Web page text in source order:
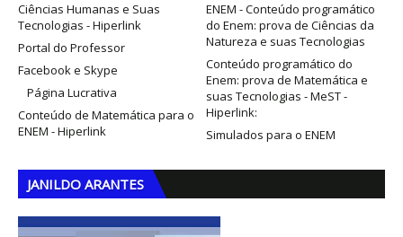
Ciências Humanas e Suas
Tecnologias - Hiperlink
ENEM - Conteúdo programático
do Enem: prova de Ciências da
Natureza e suas Tecnologias
Portal do Professor
Conteúdo programático do
Enem: prova de Matemática e
suas Tecnologias - MeST -
Hiperlink:
Facebook e Skype
Página Lucrativa
Conteúdo de Matemática para o
ENEM - Hiperlink
Simulados para o ENEM
JANILDO ARANTES